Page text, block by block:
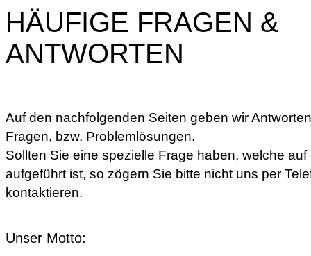
HÄUFIGE FRAGEN &
ANTWORTEN
Auf den nachfolgenden Seiten geben wir
Fragen, bzw. Problemlösungen.
Sollten Sie eine spezielle Frage haben, welche
aufgeführt ist, so zögern Sie bitte nicht uns per
kontaktieren.
Unser Motto: